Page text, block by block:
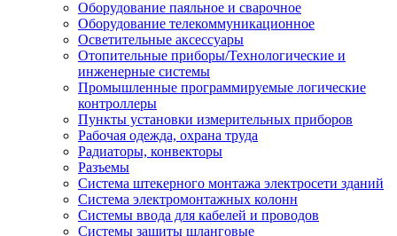
Оборудование паяльное и сварочное
Оборудование телекоммуникационное
Осветительные аксессуары
Отопительные приборы/Технологические и
инженерные системы
Промышленные программируемые логические
контроллеры
Пункты установки измерительных приборов
Рабочая одежда, охрана труда
Радиаторы, конвекторы
Разъемы
Система штекерного монтажа электросети зданий
Система электромонтажных колонн
Системы ввода для кабелей и проводов
Системы защиты шланговые